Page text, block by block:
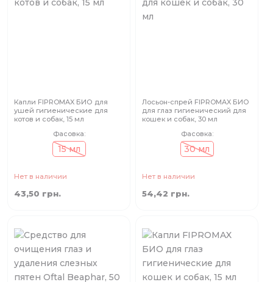
Капли FIPROMAX БИО для
ушей гигиенические для
котов и собак, 15 мл
Фасовка:
15 мл
Нет в наличии
43,50 грн.
Лосьон-спрей FIPROMAX БИО
для глаз гигиенический для
кошек и собак, 30 мл
Фасовка:
30 мл
Нет в наличии
54,42 грн.